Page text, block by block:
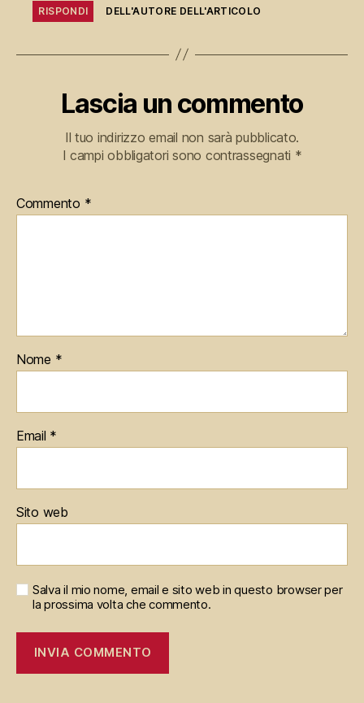
RISPONDI DELL'AUTORE DELL'ARTICOLO
Lascia un commento
Il tuo indirizzo email non sarà pubblicato.
I campi obbligatori sono contrassegnati *
Commento *
Nome *
Email *
Sito web
Salva il mio nome, email e sito web in questo browser per
la prossima volta che commento.